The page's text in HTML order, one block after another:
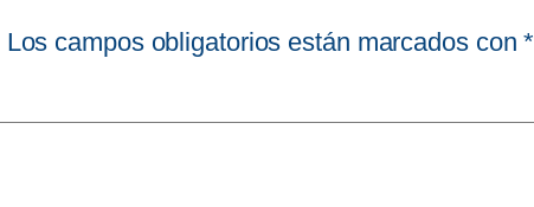
Los campos obligatorios están marcados con*